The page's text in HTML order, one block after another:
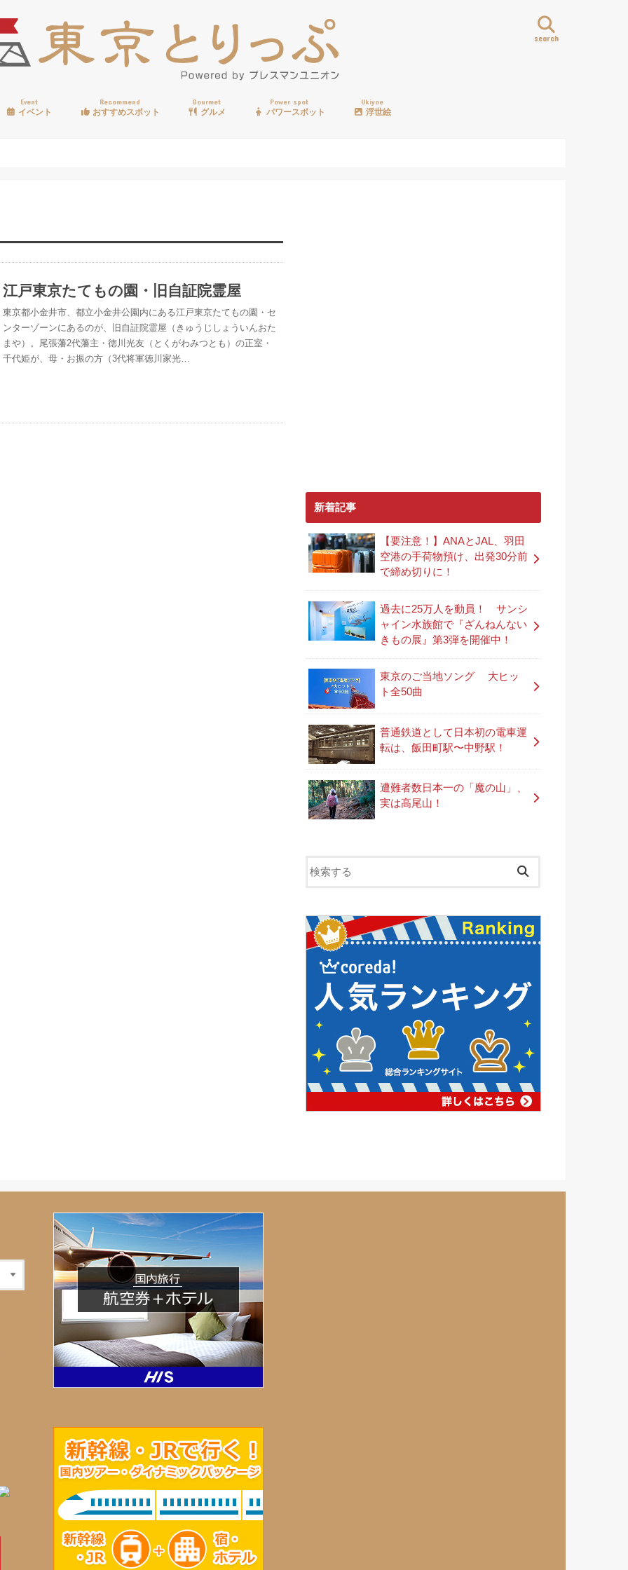
search
Event
イベント
Recommend
おすすめスポット
Gourmet
グルメ
Power spot
パワースポット
Ukiyoe
浮世絵
江戸東京たてもの園・旧自証院霊屋
東京都小金井市、都立小金井公園内にある江戸東京たてもの園・セ
ンターゾーンにあるのが、旧自証院霊屋（きゅうじしょういんおた
まや）。尾張藩2代藩主・徳川光友（とくがわみつとも）の正室・
千代姫が、母・お振の方（3代将軍徳川家光…
新着記事
【要注意！】ANAとJAL、羽田
空港の手荷物預け、出発30分前
で締め切りに！
過去に25万人を動員！ サンシ
ャイン水族館で『ざんねんない
きもの展』第3弾を開催中！
東京のご当地ソング 大ヒッ
ト全50曲
普通鉄道として日本初の電車運
転は、飯田町駅〜中野駅！
遭難者数日本一の「魔の山」、
実は高尾山！